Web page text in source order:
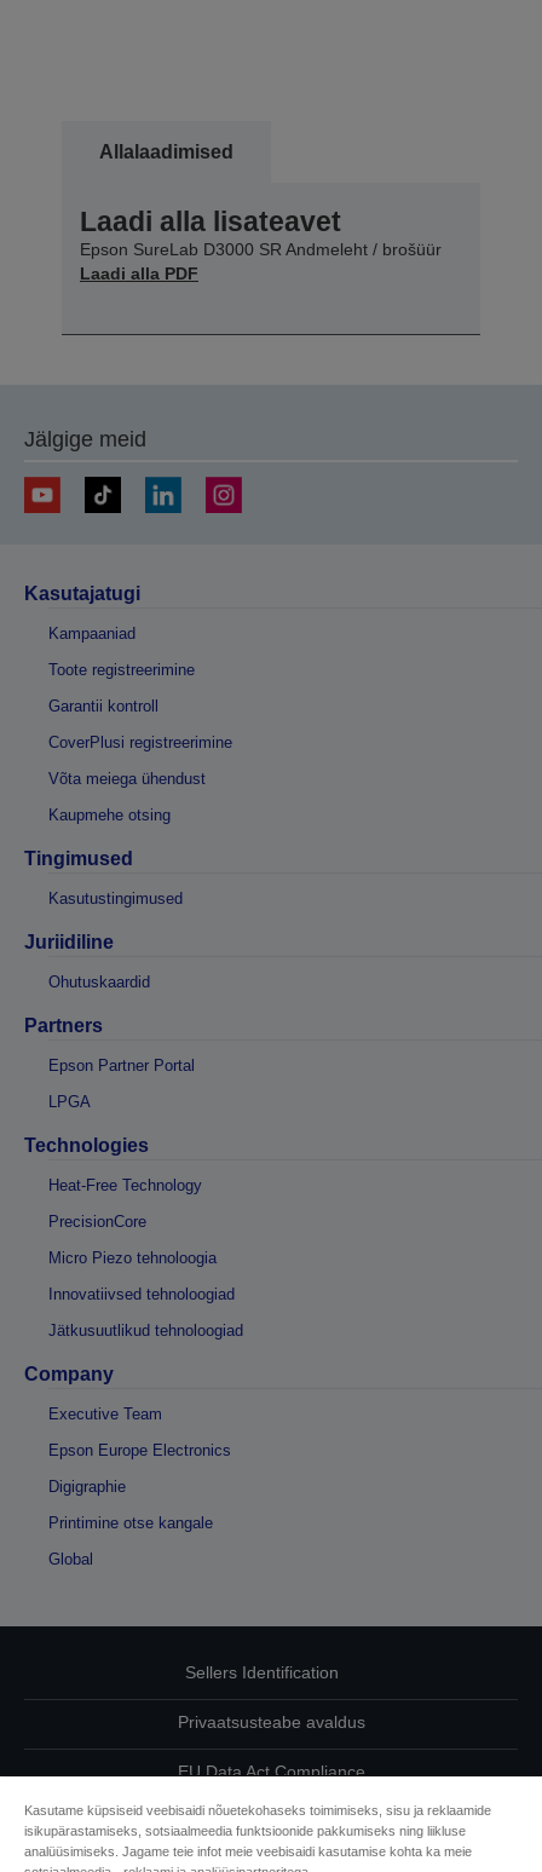
Allalaadimised
Laadi alla lisateavet
Epson SureLab D3000 SR Andmeleht / brošüür
Laadi alla PDF
Jälgige meid
Kasutajatugi
Kampaaniad
Toote registreerimine
Garantii kontroll
CoverPlusi registreerimine
Võta meiega ühendust
Kaupmehe otsing
Tingimused
Kasutustingimused
Juriidiline
Ohutuskaardid
Partners
Epson Partner Portal
LPGA
Technologies
Heat-Free Technology
PrecisionCore
Micro Piezo tehnoloogia
Innovatiivsed tehnoloogiad
Jätkusuutlikud tehnoloogiad
Company
Executive Team
Epson Europe Electronics
Digigraphie
Printimine otse kangale
Global
Sellers Identification
Privaatsusteabe avaldus
EU Data Act Compliance
Võtke meiega oma andmete osas ühendust
Kasutame küpsiseid veebisaidi nõuetekohaseks toimimiseks, sisu ja reklaamide
isikupärastamiseks, sotsiaalmeedia funktsioonide pakkumiseks ning liikluse
analüüsimiseks. Jagame teie infot meie veebisaidi kasutamise kohta ka meie